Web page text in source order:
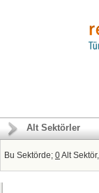
Alt Sektörler
Bu Sektörde; 0Alt Sektör,